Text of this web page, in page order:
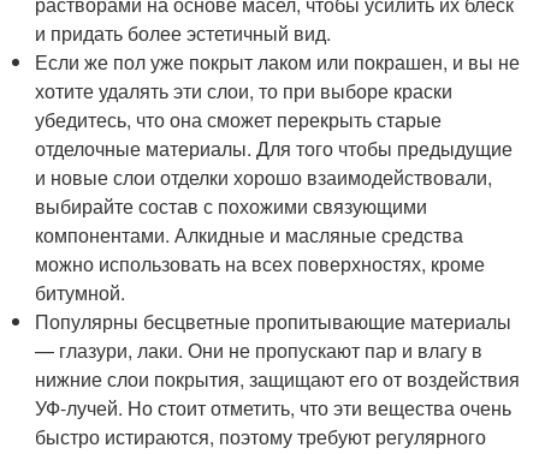
и придать более эстетичный вид.
Если же пол уже покрыт лаком или покрашен, и вы не
хотите удалять эти слои, то при выборе краски
убедитесь, что она сможет перекрыть старые
отделочные материалы. Для того чтобы предыдущие
и новые слои отделки хорошо взаимодействовали,
выбирайте состав с похожими связующими
компонентами. Алкидные и масляные средства
можно использовать на всех поверхностях, кроме
битумной.
Популярны бесцветные пропитывающие материалы
— глазури, лаки. Они не пропускают пар и влагу в
нижние слои покрытия, защищают его от воздействия
УФ-лучей. Но стоит отметить, что эти вещества очень
быстро истираются, поэтому требуют регулярного